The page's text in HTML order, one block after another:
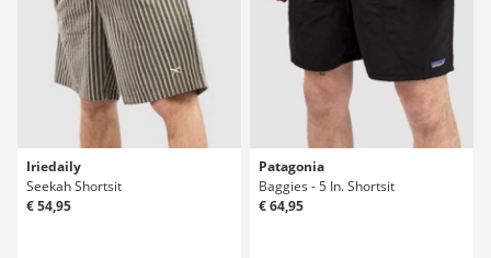
Iriedaily
Seekah Shortsit
€ 54,95
Patagonia
Baggies - 5 In. Shortsit
€ 64,95